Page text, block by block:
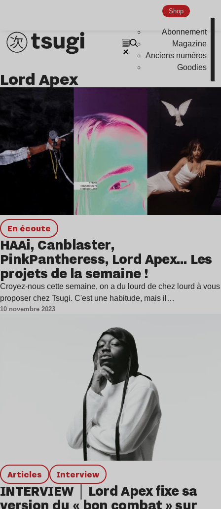
Shop
Abonnement
Magazine
Anciens numéros
Goodies
Lord Apex
en écoute
HAAi, Canblaster,
PinkPantheress, Lord Apex… Les
projets de la semaine !
Croyez-nous cette semaine, on a du lourd de chez lourd à vous
proposer chez Tsugi. C'est une habitude, mais il…
10 novembre 2023
Articles interview
INTERVIEW｜Lord Apex fixe sa
version du « bon combat » sur